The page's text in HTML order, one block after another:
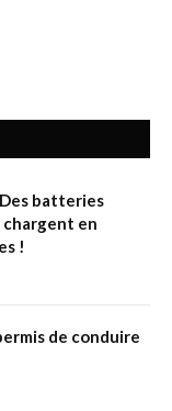
batteries
en
!
de conduire